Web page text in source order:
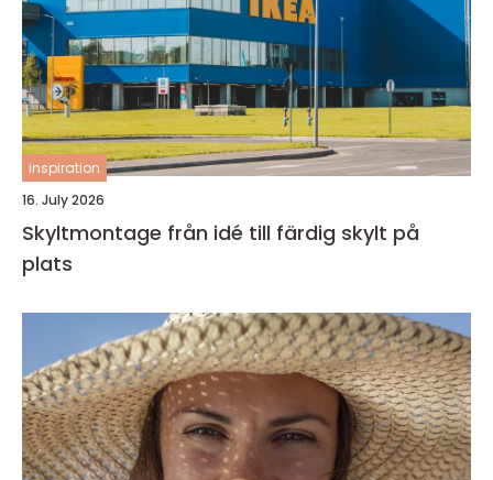
inspiration
16. July 2026
Skyltmontage från idé till färdig skylt på
plats